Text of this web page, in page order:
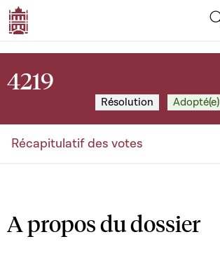
4219
Résolution Adopté(e)
Récapitulatif des votes
A propos du dossier